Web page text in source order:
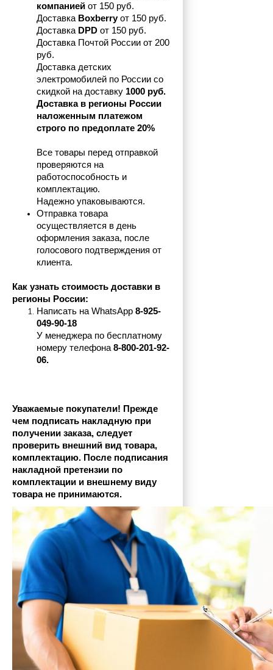
компанией от 150 руб.
Доставка Boxberry от 150 руб.
Доставка DPD от 150 руб.
Доставка Почтой России от 200
руб.
Доставка детских
электромобилей по России со
скидкой на доставку 1000 руб.
Доставка в регионы России
наложенным платежом
строго по предоплате 20%
Все товары перед отправкой
проверяются на
работоспособность и
комплектацию.
Надежно упаковываются.
Отправка товара
осуществляется в день
оформления заказа, после
голосового подтверждения от
клиента.
Как узнать стоимость доставки в
регионы России:
Написать на WhatsApp 8-925-
049-90-18
У менеджера по бесплатному
номеру телефона 8-800-201-92-
06.
Уважаемые покупатели! Прежде
чем подписать накладную при
получении заказа, следует
проверить внешний вид товара,
комплектацию. После подписания
накладной претензии по
комплектации и внешнему виду
товара не принимаются.